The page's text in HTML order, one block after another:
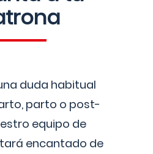
duda habitual
parto o post-
equipo de
encantado de